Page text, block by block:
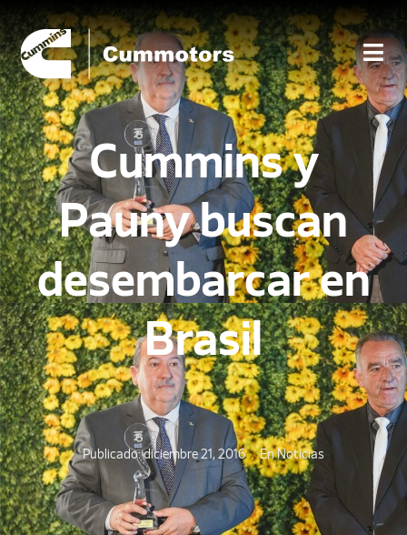
Cummins y
Pauny buscan
desembarcar en
Brasil
Publicado:diciembre 21, 2016 En Noticias